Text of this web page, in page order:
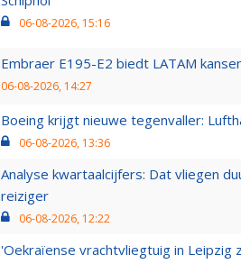
06-08-2026, 15:16
Embraer E195-E2 biedt LATAM
06-08-2026, 14:27
Boeing krijgt nieuwe tegenvaller:
06-08-2026, 13:36
Analyse kwartaalcijfers: Dat vliegen
reiziger
06-08-2026, 12:22
'Oekraïense vrachtvliegtuig in Leipzig